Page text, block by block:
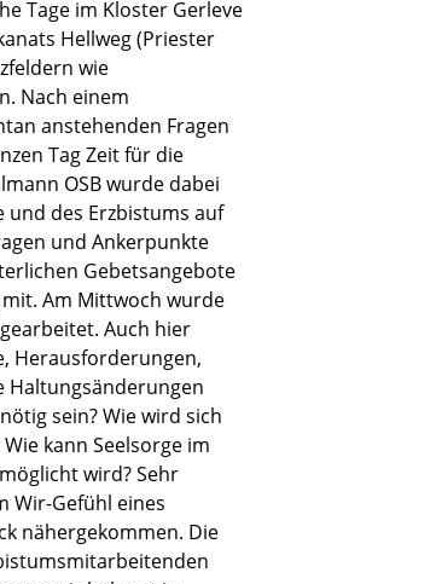
Tage im Kloster Gerleve
Hellweg (Priester
wie
Nach einem
anstehenden Fragen
Tag Zeit für die
OSB wurde dabei
und des Erzbistums auf
und Ankerpunkte
Gebetsangebote
Am Mittwoch wurde
Auch hier
Herausforderungen,
Haltungsänderungen
sein? Wie wird sich
kann Seelsorge im
wird? Sehr
Wir-Gefühl eines
nähergekommen. Die